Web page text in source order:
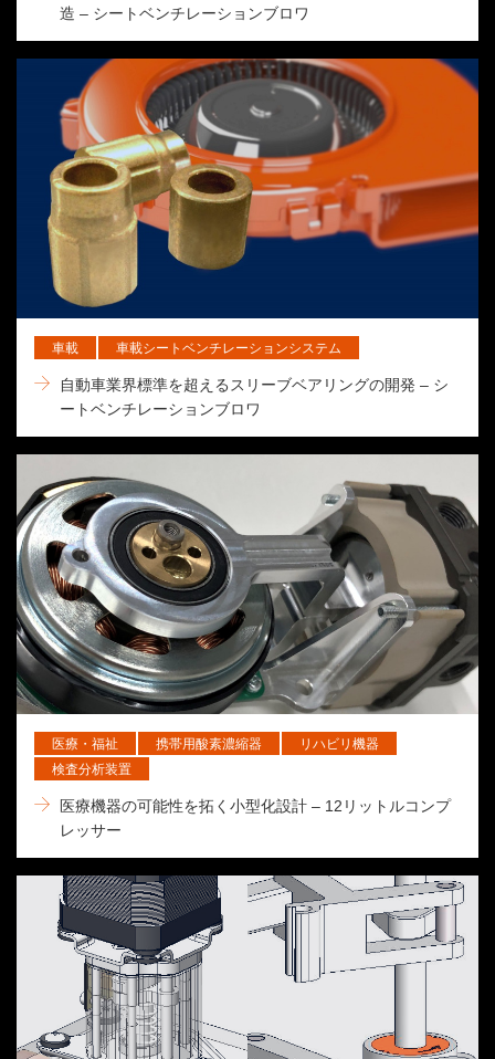
造 – シートベンチレーションブロワ
車載 車載シートベンチレーションシステム
自動車業界標準を超えるスリーブベアリングの開発 – シ
ートベンチレーションブロワ
医療・福祉 携帯用酸素濃縮器
リハビリ機器
検査分析装置
医療機器の可能性を拓く小型化設計 – 12リットルコンプ
レッサー